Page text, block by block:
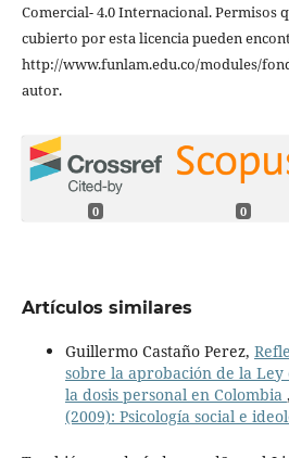
Comercial- 4.0 Internacional. Permisos
cubierto por esta licencia pueden
http://www.funlam.edu.co/modules/
autor.
0 0
Artículos similares
Guillermo Castaño Perez,
sobre la aprobación de la
la dosis personal en Colombia ,
(2009): Psicología social e